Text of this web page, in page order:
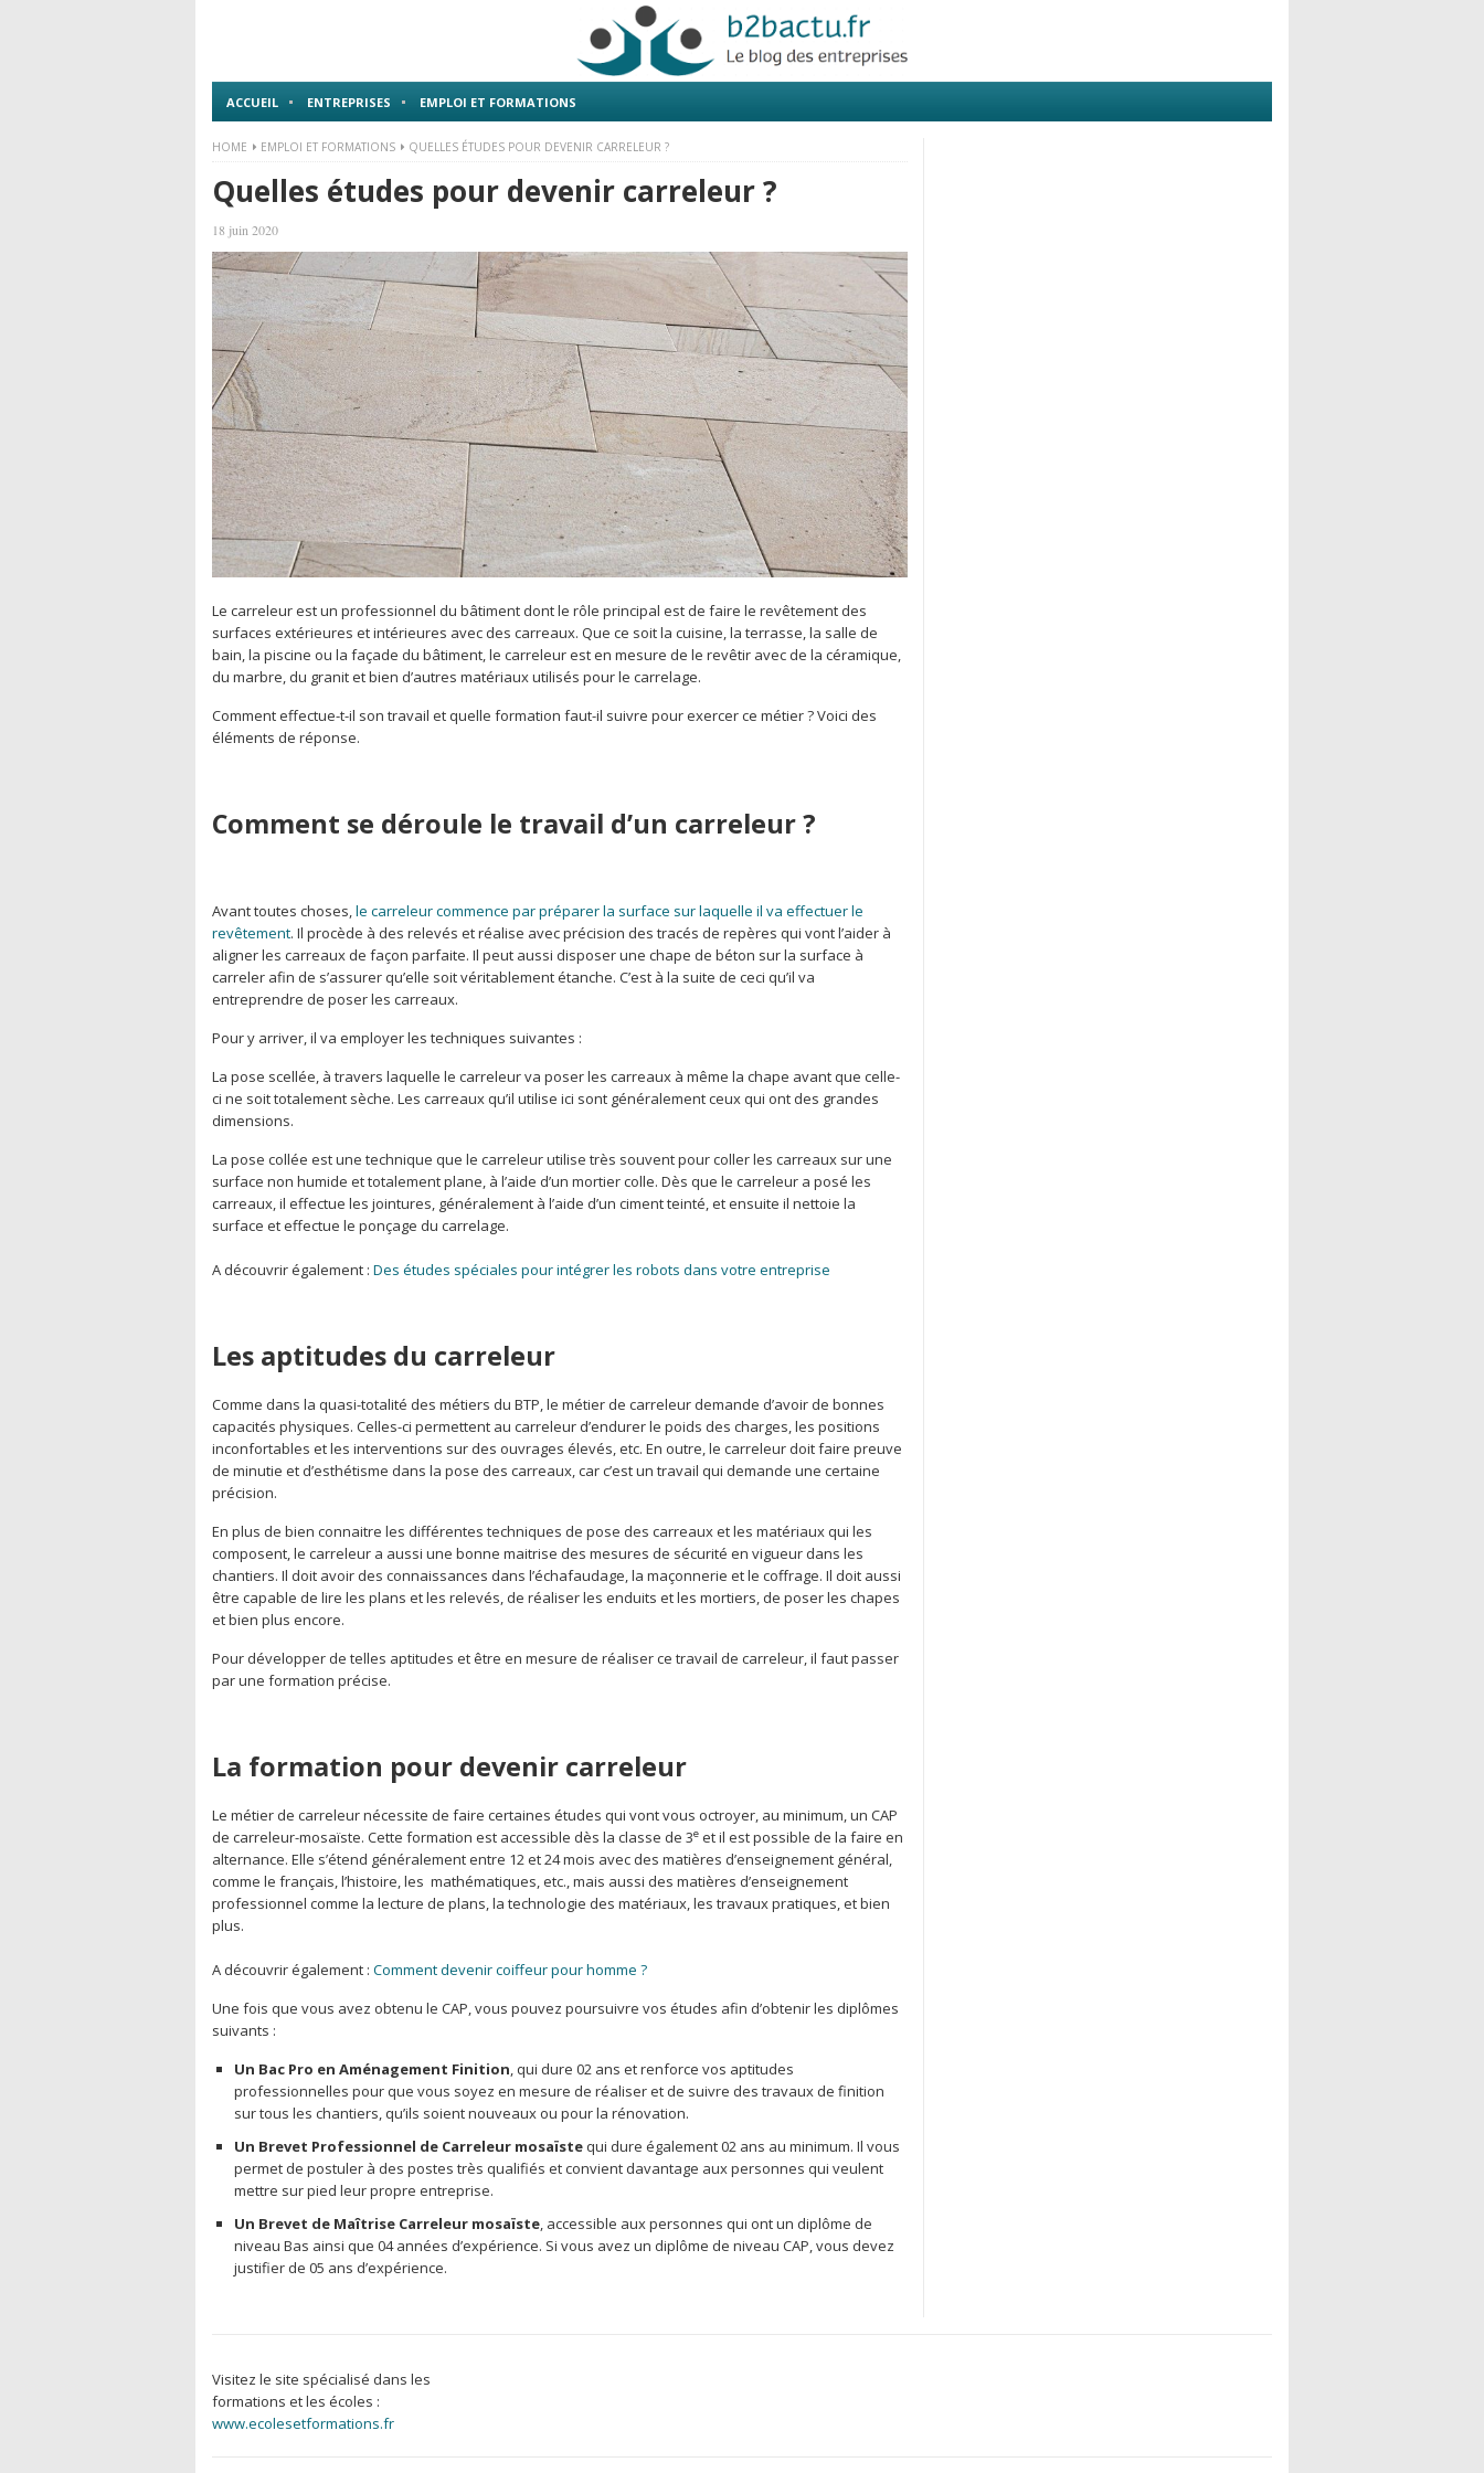
ACCUEIL ENTREPRISES EMPLOI ET FORMATIONS
HOME EMPLOI ET FORMATIONS QUELLES ÉTUDES POUR DEVENIR CARRELEUR ?
Quelles études pour devenir carreleur ?
18 juin 2020
Le carreleur est un professionnel du bâtiment dont le rôle principal est de faire le revêtement des
surfaces extérieures et intérieures avec des carreaux. Que ce soit la cuisine, la terrasse, la salle de
bain, la piscine ou la façade du bâtiment, le carreleur est en mesure de le revêtir avec de la céramique,
du marbre, du granit et bien d’autres matériaux utilisés pour le carrelage.
Comment effectue-t-il son travail et quelle formation faut-il suivre pour exercer ce métier ? Voici des
éléments de réponse.
Comment se déroule le travail d’un carreleur ?
Avant toutes choses,le carreleur commence par préparer la surface sur laquelle il va effectuer le
revêtement. Il procède à des relevés et réalise avec précision des tracés de repères qui vont l’aider à
aligner les carreaux de façon parfaite. Il peut aussi disposer une chape de béton sur la surface à
carreler afin de s’assurer qu’elle soit véritablement étanche. C’est à la suite de ceci qu’il va
entreprendre de poser les carreaux.
Pour y arriver, il va employer les techniques suivantes :
La pose scellée, à travers laquelle le carreleur va poser les carreaux à même la chape avant que celle-
ci ne soit totalement sèche. Les carreaux qu’il utilise ici sont généralement ceux qui ont des grandes
dimensions.
La pose collée est une technique que le carreleur utilise très souvent pour coller les carreaux sur une
surface non humide et totalement plane, à l’aide d’un mortier colle. Dès que le carreleur a posé les
carreaux, il effectue les jointures, généralement à l’aide d’un ciment teinté, et ensuite il nettoie la
surface et effectue le ponçage du carrelage.
A découvrir également : Des études spéciales pour intégrer les robots dans votre entreprise
Les aptitudes du carreleur
Comme dans la quasi-totalité des métiers du BTP, le métier de carreleur demande d’avoir de bonnes
capacités physiques. Celles-ci permettent au carreleur d’endurer le poids des charges, les positions
inconfortables et les interventions sur des ouvrages élevés, etc. En outre, le carreleur doit faire preuve
de minutie et d’esthétisme dans la pose des carreaux, car c’est un travail qui demande une certaine
précision.
En plus de bien connaitre les différentes techniques de pose des carreaux et les matériaux qui les
composent, le carreleur a aussi une bonne maitrise des mesures de sécurité en vigueur dans les
chantiers. Il doit avoir des connaissances dans l’échafaudage, la maçonnerie et le coffrage. Il doit aussi
être capable de lire les plans et les relevés, de réaliser les enduits et les mortiers, de poser les chapes
et bien plus encore.
Pour développer de telles aptitudes et être en mesure de réaliser ce travail de carreleur, il faut passer
par une formation précise.
La formation pour devenir carreleur
Le métier de carreleur nécessite de faire certaines études qui vont vous octroyer, au minimum, un CAP
de carreleur-mosaïste. Cette formation est accessible dès la classe de 3e et il est possible de la faire en
alternance. Elle s’étend généralement entre 12 et 24 mois avec des matières d’enseignement général,
comme le français, l’histoire, les mathématiques, etc., mais aussi des matières d’enseignement
professionnel comme la lecture de plans, la technologie des matériaux, les travaux pratiques, et bien
plus.
A découvrir également : Comment devenir coiffeur pour homme ?
Une fois que vous avez obtenu le CAP, vous pouvez poursuivre vos études afin d’obtenir les diplômes
suivants :
Un Bac Pro en Aménagement Finition, qui dure 02 ans et renforce vos aptitudes
professionnelles pour que vous soyez en mesure de réaliser et de suivre des travaux de finition
sur tous les chantiers, qu’ils soient nouveaux ou pour la rénovation.
Un Brevet Professionnel de Carreleur mosaïstequi dure également 02 ans au minimum. Il vous
permet de postuler à des postes très qualifiés et convient davantage aux personnes qui veulent
mettre sur pied leur propre entreprise.
Un Brevet de Maîtrise Carreleur mosaïste, accessible aux personnes qui ont un diplôme de
niveau Bas ainsi que 04 années d’expérience. Si vous avez un diplôme de niveau CAP, vous devez
justifier de 05 ans d’expérience.
Visitez le site spécialisé dans les
formations et les écoles :
www.ecolesetformations.fr